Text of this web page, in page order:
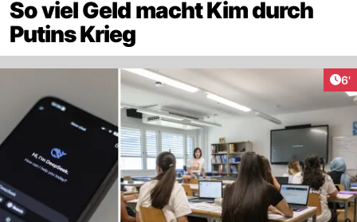
So viel Geld macht Kim durch
Putins Krieg
6'